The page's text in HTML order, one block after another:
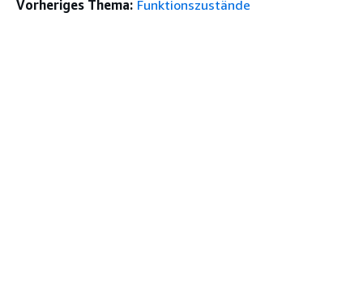
Vorheriges Thema: Funktionszustände